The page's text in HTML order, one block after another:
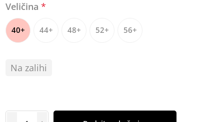
Veličina*
40+ 44+ 48+ 52+ 56+
Na zalihi